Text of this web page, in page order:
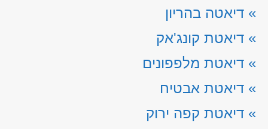
» דיאטה בהריון
» דיאטת קונג'אק
» דיאטת מלפפונים
» דיאטת אבטיח
» דיאטת קפה ירוק